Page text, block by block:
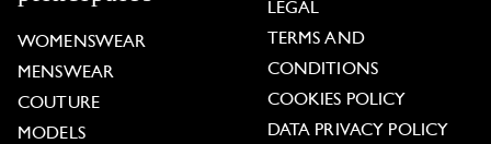
WOMENSWEAR
MENSWEAR
COUTURE
MODELS
LEGAL
TERMS AND
CONDITIONS
COOKIES POLICY
DATA PRIVACY POLICY